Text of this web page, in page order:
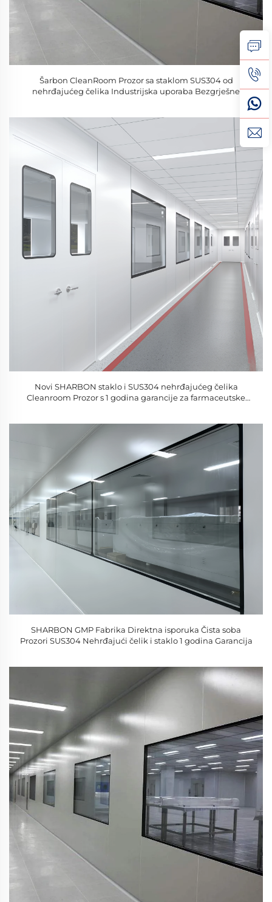
Šarbon CleanRoom Prozor sa staklom SUS304 od
nehrđajućeg čelika Industrijska uporaba Bezgrješne
Novi SHARBON staklo i SUS304 nehrđajućeg čelika
Cleanroom Prozor s 1 godina garancije za farmaceutske
SHARBON GMP Fabrika Direktna isporuka Čista soba
Prozori SUS304 Nehrđajući čelik i staklo 1 godina Garancija